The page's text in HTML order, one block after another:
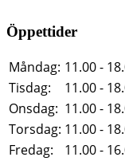
Öppettider
Måndag: 11.00 -
Tisdag:
11.00 -
Onsdag: 11.00 -
Torsdag: 11.00 -
Fredag:
11.00 -